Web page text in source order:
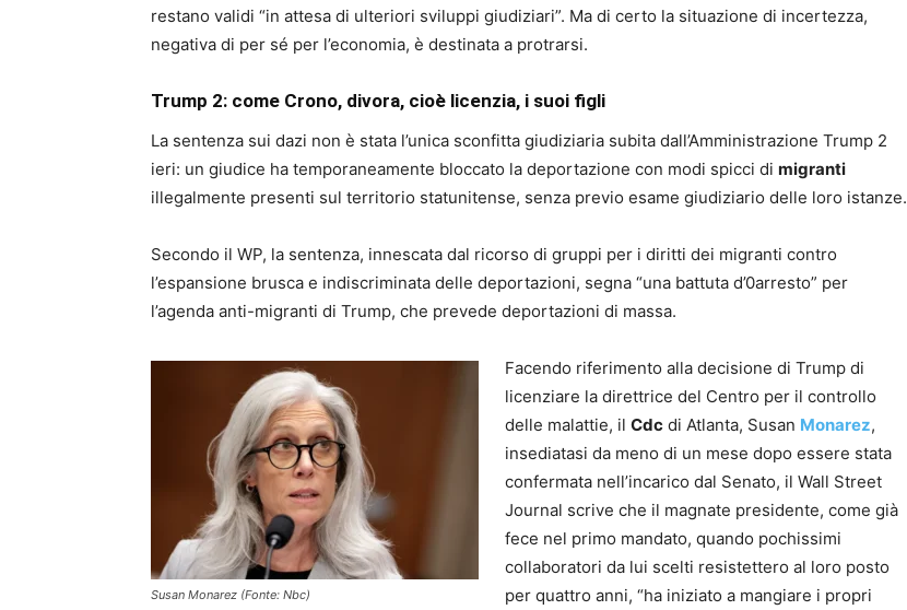
restano validi “in attesa di ulteriori sviluppi giudiziari”. Ma di certo la situazione di incertezza,
negativa di per sé per l’economia, è destinata a protrarsi.
Trump 2: come Crono, divora, cioè licenzia, i suoi figli
La sentenza sui dazi non è stata l’unica sconfitta giudiziaria subita dall’Amministrazione Trump 2
ieri: un giudice ha temporaneamente bloccato la deportazione con modi spicci di migranti
illegalmente presenti sul territorio statunitense, senza previo esame giudiziario delle loro istanze.
Secondo il WP, la sentenza, innescata dal ricorso di gruppi per i diritti dei migranti contro
l’espansione brusca e indiscriminata delle deportazioni, segna “una battuta d’0arresto” per
l’agenda anti-migranti di Trump, che prevede deportazioni di massa.
Susan Monarez (Fonte: Nbc)
Facendo riferimento alla decisione di Trump di
licenziare la direttrice del Centro per il controllo
delle malattie, il Cdc di Atlanta, Susan Monarez,
insediatasi da meno di un mese dopo essere stata
confermata nell’incarico dal Senato, il Wall Street
Journal scrive che il magnate presidente, come già
fece nel primo mandato, quando pochissimi
collaboratori da lui scelti resistettero al loro posto
per quattro anni, “ha iniziato a mangiare i propri